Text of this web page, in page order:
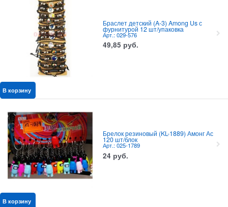
Браслет детский (A-3) Among Us с
фурнитурой 12 шт/упаковка
Арт.: 029-576
49,85 руб.
В корзину
Брелок резиновый (KL-1889) Амонг Ас
120 шт/блок
Арт.: 025-1789
24 руб.
В корзину